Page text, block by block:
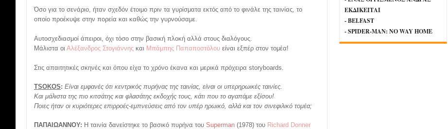
Όσο για το σενάριο, ήταν σχεδόν έτοιμο πριν τα γυρίσματα εκτός από τo φινάλε της ταινίας, το
οποίο προέκυψε στην πορεία και καθώς την γυρνούσαμε.
Αυτοσχεδιασμοί άπειροι, όχι τόσο στην βασική πλοκή αλλά στους διαλόγους.
Μάλιστα οι Αλέξανδρος Στογιάννης και Μπάμπης Παπαποστόλου είναι εξπέρ στον τομέα!
Στις απαιτητικές σκηνές και όπου είχα το χρόνο έκανα και μερικά πρόχειρα storyboards.
TSOKOS: Είναι εμφανές ότι κεντρικός πυρήνας της ταινίας, είναι οι υπερηρωικές ταινίες.
Και μάλιστα της πιο κιτσάτης και φλασάτης εκδοχής τους, κάτι που το αγαπάμε εξίσου!
Ποιες ήταν οι κυριότερες επιρροές-εμπνεύσεις από τον υπέρ ηρωικό, αλλά και τον σινεφιλικό τομέα;
ΠΑΠΑΙΩΑΝΝΟΥ: Η ταινία δανείστηκε το βασικό πυρήνα του Superman (1978) του Richard Donner
ΕΚΔΙΚΕΙΤΑΙ
- BELFAST
- SPIDER-MAN: NO WAY HOME